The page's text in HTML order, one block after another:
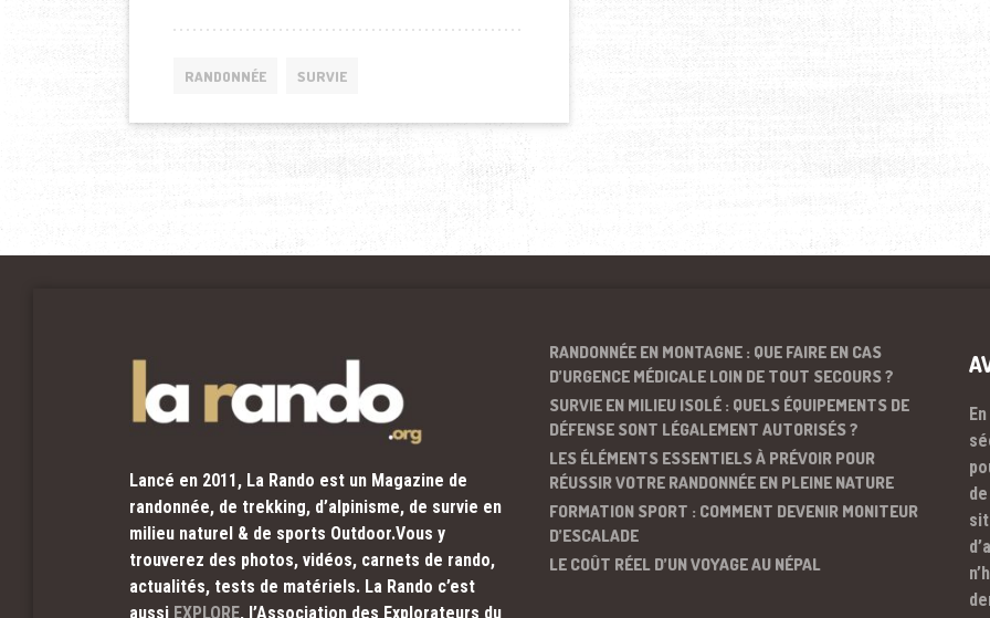
RANDONNÉE SURVIE
Lancé en 2011, La Rando est un Magazine de
randonnée, de trekking, d’alpinisme, de survie en
milieu naturel & de sports Outdoor.Vous y
trouverez des photos, vidéos, carnets de rando,
actualités, tests de matériels. La Rando c’est
aussi EXPLORE, l’Association des Explorateurs du
RANDONNÉE EN MONTAGNE : QUE FAIRE EN CAS
D’URGENCE MÉDICALE LOIN DE TOUT SECOURS ?
SURVIE EN MILIEU ISOLÉ : QUELS ÉQUIPEMENTS DE
DÉFENSE SONT LÉGALEMENT AUTORISÉS ?
LES ÉLÉMENTS ESSENTIELS À PRÉVOIR POUR
RÉUSSIR VOTRE RANDONNÉE EN PLEINE NATURE
FORMATION SPORT : COMMENT DEVENIR MONITEUR
D’ESCALADE
LE COÛT RÉEL D’UN VOYAGE AU NÉPAL